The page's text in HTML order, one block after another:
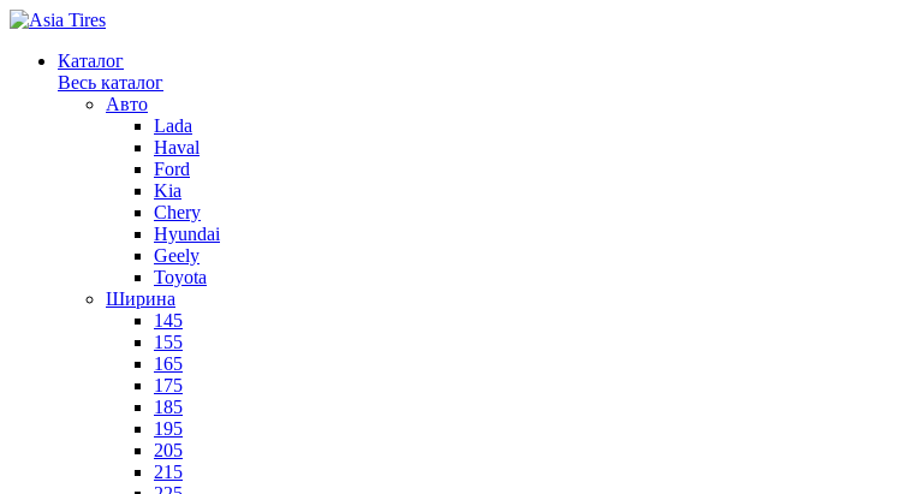
Каталог
Весь каталог
Авто
Lada
Haval
Ford
Kia
Chery
Hyundai
Geely
Toyota
Ширина
145
155
165
175
185
195
205
215